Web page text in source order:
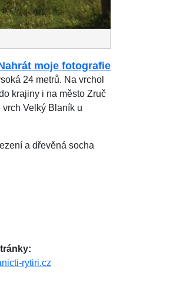
moje fotografie
24 metrů. Na vrchol
krajiny i na město Zruč
Velký Blaník u
a dřevěná socha
rytiri.cz